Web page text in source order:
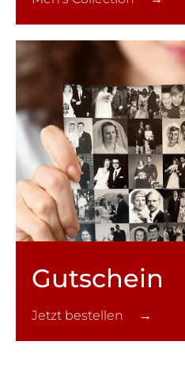
Gutschein
Jetzt bestellen →